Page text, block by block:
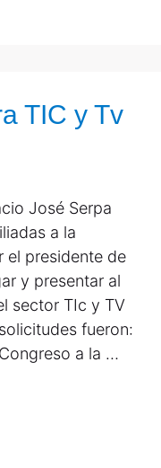
TIC y Tv
José Serpa
a la
el presidente de
y presentar al
sector TIc y TV
fueron:
a la …